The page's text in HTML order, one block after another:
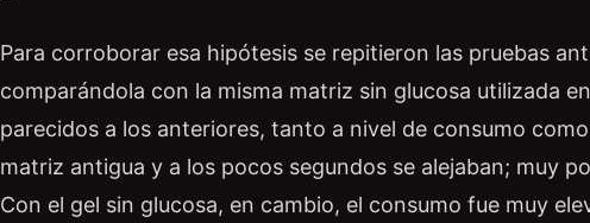
Para corroborar esa hipótesis se repitieron las pruebas
comparándola con la misma matriz sin glucosa utilizada
parecidos a los anteriores, tanto a nivel de consumo
matriz antigua y a los pocos segundos se alejaban; muy
Con el gel sin glucosa, en cambio, el consumo fue muy